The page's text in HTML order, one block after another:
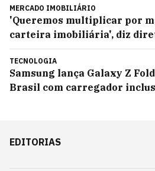
MERCADO IMOBILIÁRIO
'Queremos multiplicar por
carteira imobiliária', diz
TECNOLOGIA
Samsung lança Galaxy Z
Brasil com carregador
EDITORIAS